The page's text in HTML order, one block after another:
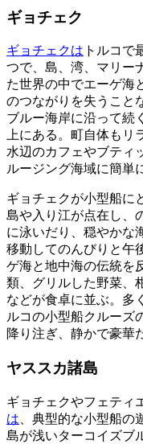
ギョチェク
ギョチェクは トルコで
つで、島、湾、マリー
た世界の中でエーゲ海
のつながりを失うこと
ブルー海岸に沿って続
上にある。町自体もリ
水辺のカフェやブティ
ルージング海域に簡単
ギョチェクが小型船に
島や入り江が点在し、
に泳いだり、穏やかな
移動してのんびりと午
ゲ海と地中海の伝統を
類、グリルした野菜、
などが食卓に並ぶ。多
ルコの小型船クルーズ
降り注ぎ、静かで豪華
ヤススカ諸島
ギョチェクやフェティ
は 、典型的な小型船
島が浅いターコイズブ